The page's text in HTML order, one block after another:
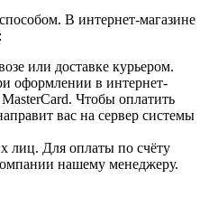
В интернет-магазине
или доставке курьером.
оформлении в интернет-
Чтобы оплатить
вас на сервер системы
лиц. Для оплаты по счёту
нашему менеджеру.